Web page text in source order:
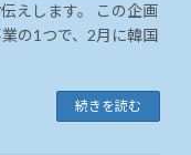
えします。 この企画
の1つで、2月に韓国
続きを読む